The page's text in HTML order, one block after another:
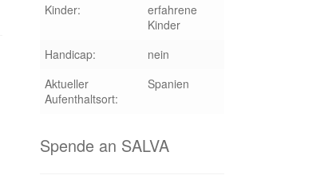
Kinder:
erfahrene
Kinder
Handicap:
nein
Aktueller
Aufenthaltsort:
Spanien
Spende an SALVA